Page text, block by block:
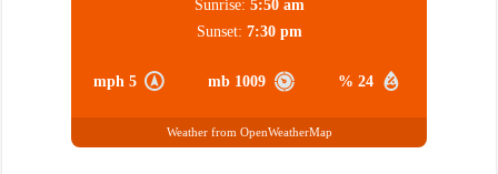
24 %
1009 mb
5 mph
Sunrise: 5:50 am
Sunset: 7:30 pm
Weather from OpenWeatherMap